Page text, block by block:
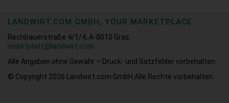
LANDWIRT.COM GMBH, YOUR MARKETPLACE
Rechbauerstraße 4/1/4, A-8010 Graz
marktplatz@landwirt.com
Alle Angaben ohne Gewähr – Druck- und Satzfehler vorbehalten.
© Copyright 2026
Landwirt.com GmbH Alle Rechte vorbehalten.